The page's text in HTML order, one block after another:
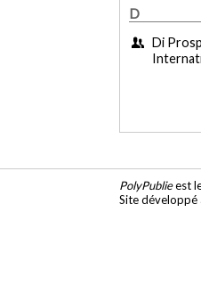
D
Di
PolyPublieest
Site